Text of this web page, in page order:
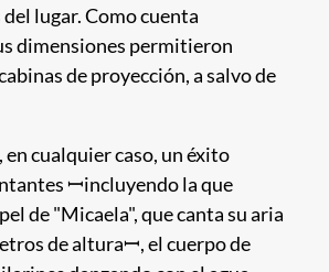
lugar. Como cuenta
dimensiones permitieron
de proyección, a salvo de
en cualquier caso, un éxito
ꟷincluyendo la que
de "Micaela", que canta su aria
de alturaꟷ, el cuerpo de